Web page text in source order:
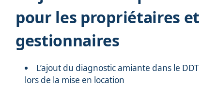
pour les propriétaires et
gestionnaires
L’ajout du diagnostic amiante dans le DDT
lors de la mise en location